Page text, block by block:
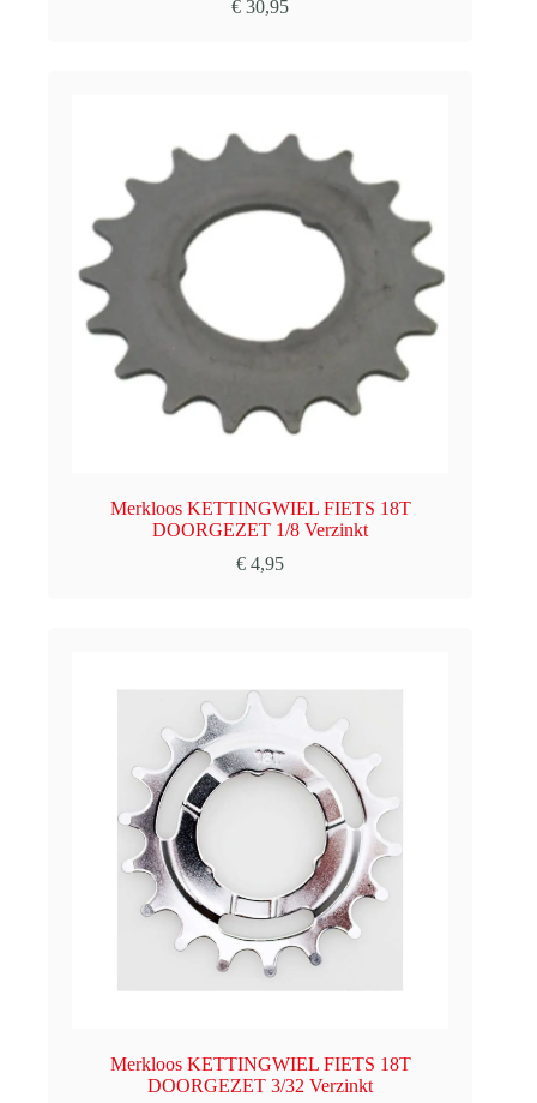
€ 30,95
Merkloos KETTINGWIEL FIETS 18T
DOORGEZET 1/8 Verzinkt
€ 4,95
Merkloos KETTINGWIEL FIETS 18T
DOORGEZET 3/32 Verzinkt